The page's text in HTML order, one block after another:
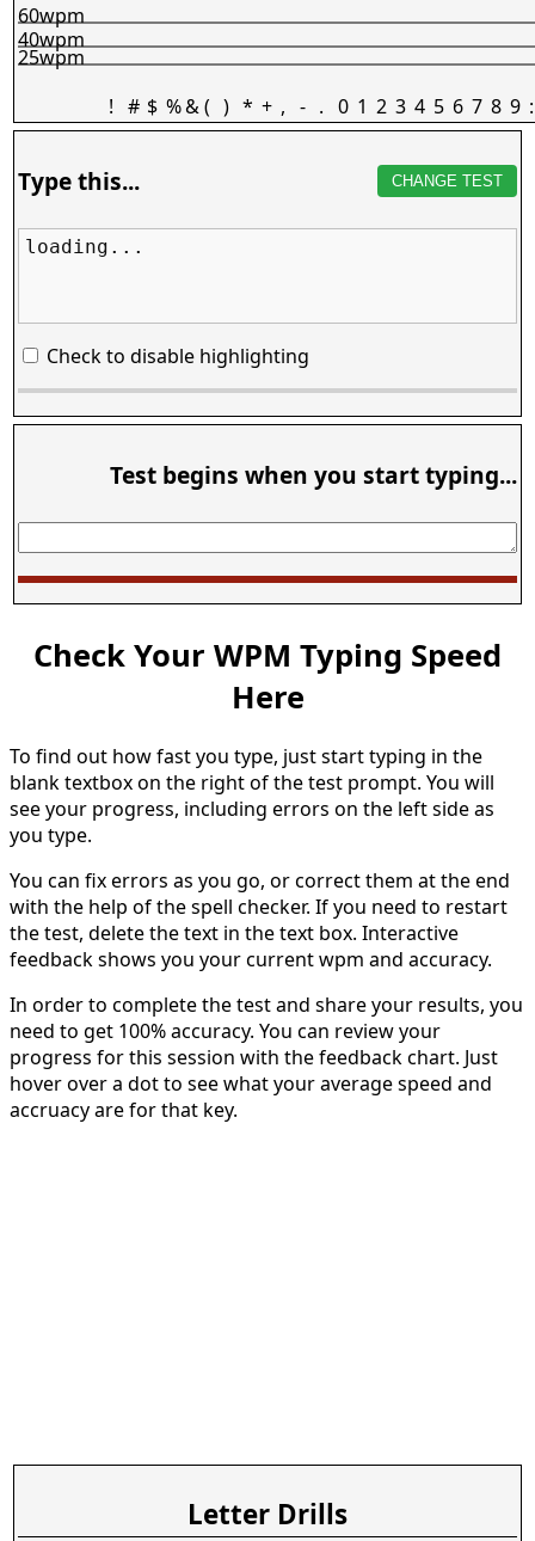
! # $ %&( ) * + , - . 0 1 2 3 4 5 6 7 8 9 :
25wpm
40wpm
60wpm
Type this... CHANGE TEST
loading...
Check to disable highlighting
Test begins when you start typing...
Check Your WPM Typing Speed
Here
To find out how fast you type, just start typing in the
blank textbox on the right of the test prompt. You will
see your progress, including errors on the left side as
you type.
You can fix errors as you go, or correct them at the end
with the help of the spell checker. If you need to restart
the test, delete the text in the text box. Interactive
feedback shows you your current wpm and accuracy.
In order to complete the test and share your results, you
need to get 100% accuracy. You can review your
progress for this session with the feedback chart. Just
hover over a dot to see what your average speed and
accruacy are for that key.
Letter Drills